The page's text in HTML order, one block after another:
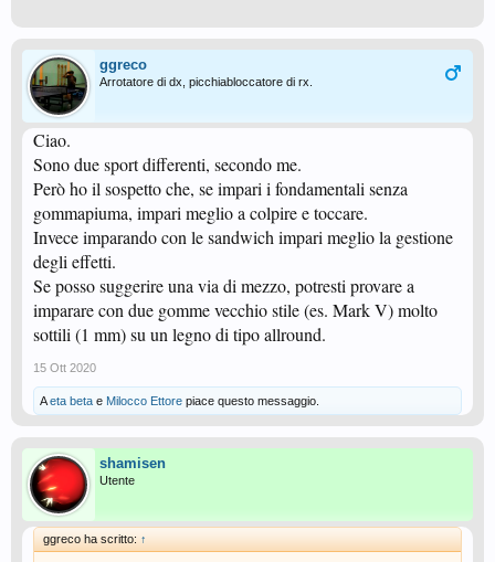
ggreco
Arrotatore di dx, picchiabloccatore di rx.
Ciao.
Sono due sport differenti, secondo me.
Però ho il sospetto che, se impari i fondamentali senza
gommapiuma, impari meglio a colpire e toccare.
Invece imparando con le sandwich impari meglio la gestione
degli effetti.
Se posso suggerire una via di mezzo, potresti provare a
imparare con due gomme vecchio stile (es. Mark V) molto
sottili (1 mm) su un legno di tipo allround.
15 Ott 2020
Aeta beta e Milocco Ettore piace questo messaggio.
shamisen
Utente
ggreco ha scritto: ↑